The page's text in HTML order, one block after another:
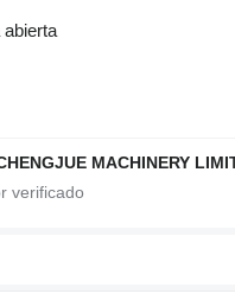
MACHINERY